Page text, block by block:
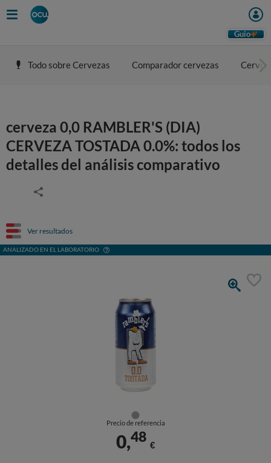
Guio
Todo sobre Cervezas Comparador cervezas
cerveza 0,0 RAMBLER'S (DIA)
CERVEZA TOSTADA 0.0%: todos los
detalles del análisis comparativo
Ver resultados
ANALIZADO EN EL LABORATORIO
Precio de referencia
0,48
€